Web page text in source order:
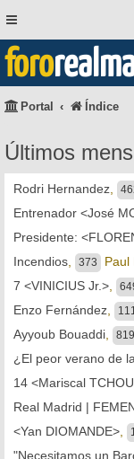
foro
Portal Índice
Últimos
Rodri Hernandez
Entrenador <José
Presidente:
Incendios
373
Paul
7 <VINICIUS Jr.>
Enzo Fernández
Ayyoub Bouaddi
819
¿El peor verano de
14 <Mariscal
Real Madrid |
<Yan DIOMANDE>
"Necesitamos un